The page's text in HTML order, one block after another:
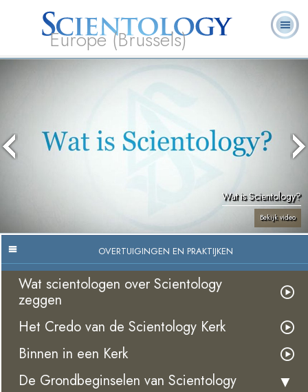
Europe (Brussels)
Werkers
Wat is Scientology?
Bekijk video
OVERTUIGINGEN EN PRAKTIJKEN
Wat scientologen over Scientology
zeggen
Het Credo van de Scientology Kerk
Binnen in een Kerk
De Grondbeginselen van Scientology